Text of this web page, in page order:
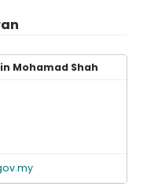
Mohamad Shah